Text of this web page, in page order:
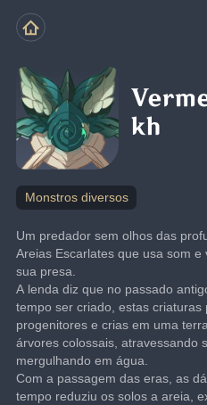
kh
Monstros diversos
Um predador sem olhos das
Areias Escarlates que usa som
sua presa.
A lenda diz que no passado
tempo ser criado, estas criaturas
progenitores e crias em uma
árvores colossais, atravessando
mergulhando em água.
Com a passagem das eras, as
tempo reduziu os solos a areia,